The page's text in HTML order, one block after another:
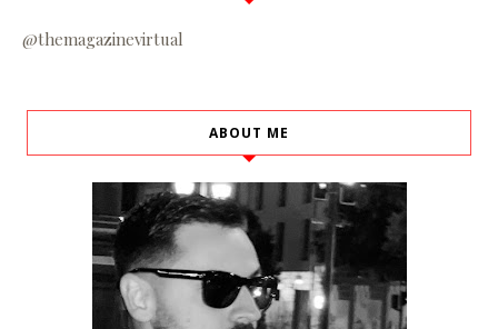
@themagazinevirtual
ABOUT ME